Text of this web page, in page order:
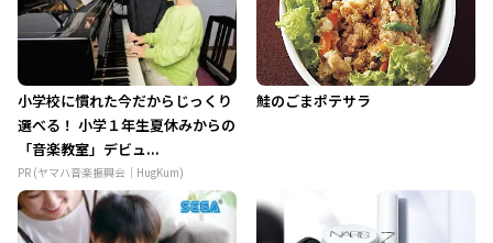
小学校に慣れた今だからじっくり
選べる！ 小学１年生夏休みからの
「音楽教室」デビュ...
PR (ヤマハ音楽振興会｜HugKum)
鮭のごまポテサラ